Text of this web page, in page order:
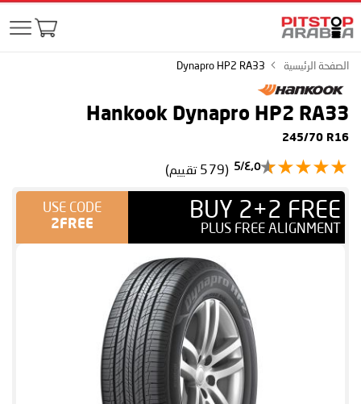
الصفحة الرئيسية Dynapro HP2 RA33
Hankook Dynapro HP2 RA33
245/70 R16
٤٫٥/5 (579 تقييم)
BUY 2+2 FREE
PLUS FREE ALIGNMENT
USE CODE
2FREE